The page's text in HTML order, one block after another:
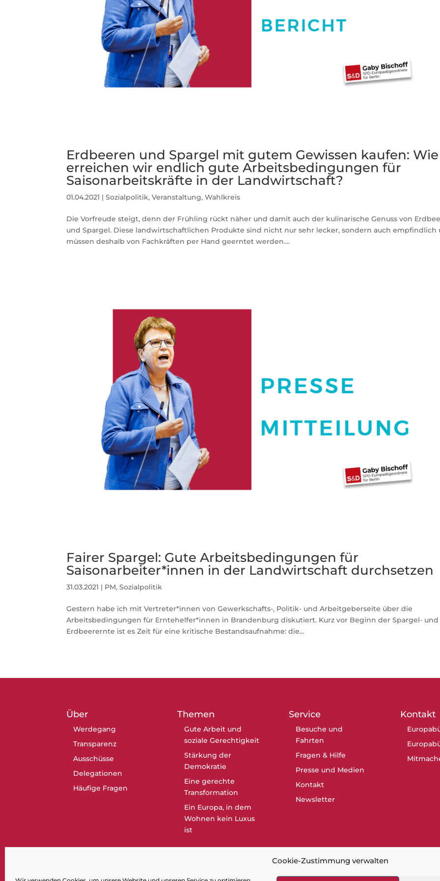
Cookie-Zustimmung verwalten
Erdbeeren und Spargel mit gutem Gewissen kaufen: Wie
erreichen wir endlich gute Arbeitsbedingungen für
Saisonarbeitskräfte in der Landwirtschaft?
01.04.2021 | Sozialpolitik, Veranstaltung, Wahlkreis
Die Vorfreude steigt, denn der Frühling rückt näher und damit auch der kulinarische Genuss von
und Spargel. Diese landwirtschaftlichen Produkte sind nicht nur sehr lecker, sondern auch empfindlich
müssen deshalb von Fachkräften per Hand geerntet werden....
Fairer Spargel: Gute Arbeitsbedingungen für
Saisonarbeiter*innen in der Landwirtschaft durchsetzen
31.03.2021 | PM, Sozialpolitik
Gestern habe ich mit Vertreter*innen von Gewerkschafts-, Politik- und Arbeitgeberseite über die
Arbeitsbedingungen für Erntehelfer*innen in Brandenburg diskutiert. Kurz vor Beginn der Spargel- und
Erdbeerernte ist es Zeit für eine kritische Bestandsaufnahme: die...
Über
Werdegang
Transparenz
Ausschüsse
Delegationen
Häufige Fragen
Themen
Gute Arbeit und
soziale Gerechtigkeit
Stärkung der
Demokratie
Eine gerechte
Transformation
Ein Europa, in dem
Wohnen kein Luxus
ist
Service
Besuche und
Fahrten
Fragen & Hilfe
Presse und Medien
Kontakt
Newsletter
Kontakt